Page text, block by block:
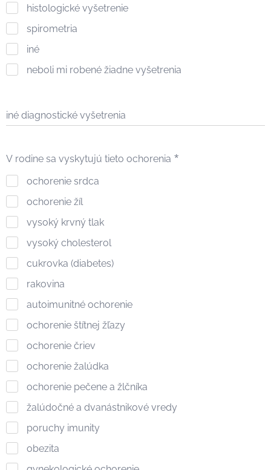
histologické vyšetrenie
spirometria
iné
neboli mi robené žiadne vyšetrenia
iné diagnostické vyšetrenia
V rodine sa vyskytujú tieto ochorenia
ochorenie srdca
ochorenie žíl
vysoký krvný tlak
vysoký cholesterol
cukrovka (diabetes)
rakovina
autoimunitné ochorenie
ochorenie štítnej žľazy
ochorenie čriev
ochorenie žalúdka
ochorenie pečene a žlčníka
žalúdočné a dvanástnikové vredy
poruchy imunity
obezita